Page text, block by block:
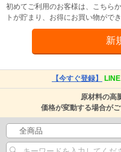
初めてご利用のお客様は、こちら
トが貯まり、お得にお買い物がで
【今すぐ登録】
原材料の高
価格が変動する場合が